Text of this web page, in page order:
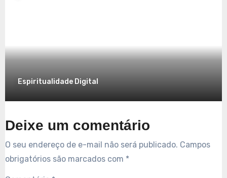
Espiritualidade Digital
Deixe um comentário
O seu endereço de e-mail não será publicado. Campos
obrigatórios são marcados com *